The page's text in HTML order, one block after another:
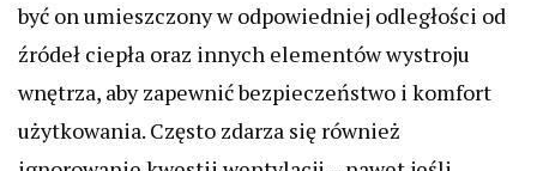
być on umieszczony w odpowiedniej odległości od
źródeł ciepła oraz innych elementów wystroju
wnętrza, aby zapewnić bezpieczeństwo i komfort
użytkowania. Często zdarza się również